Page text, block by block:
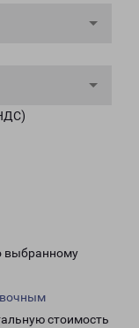
выбранному
стоимость